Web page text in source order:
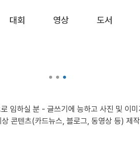
대회 영상 도서